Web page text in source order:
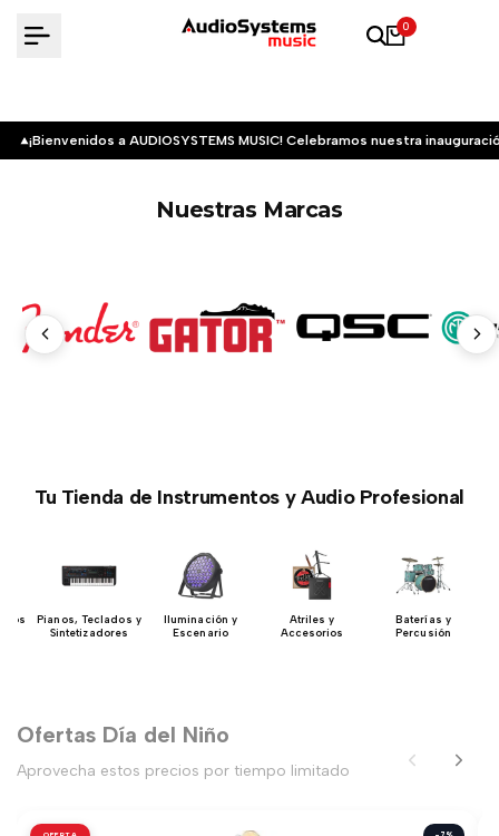
0
¡Bienvenidos a AUDIOSYSTEMS MUSIC! Celebramos nuestra
Nuestras Marcas
Tu Tienda de Instrumentos y Audio Profesional
Pianos, Teclados y
Sintetizadores
Iluminación y
Escenario
Atriles y
Accesorios
Baterías y
Percusión
Ofertas Día del Niño
Aprovecha estos precios por tiempo limitado